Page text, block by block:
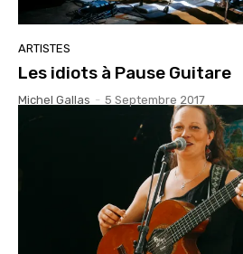
ARTISTES
Les idiots à Pause Guitare
Michel Gallas - 5 Septembre 2017